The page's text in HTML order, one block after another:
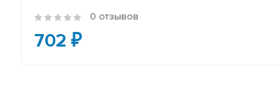
0 отзывов
702 ₽